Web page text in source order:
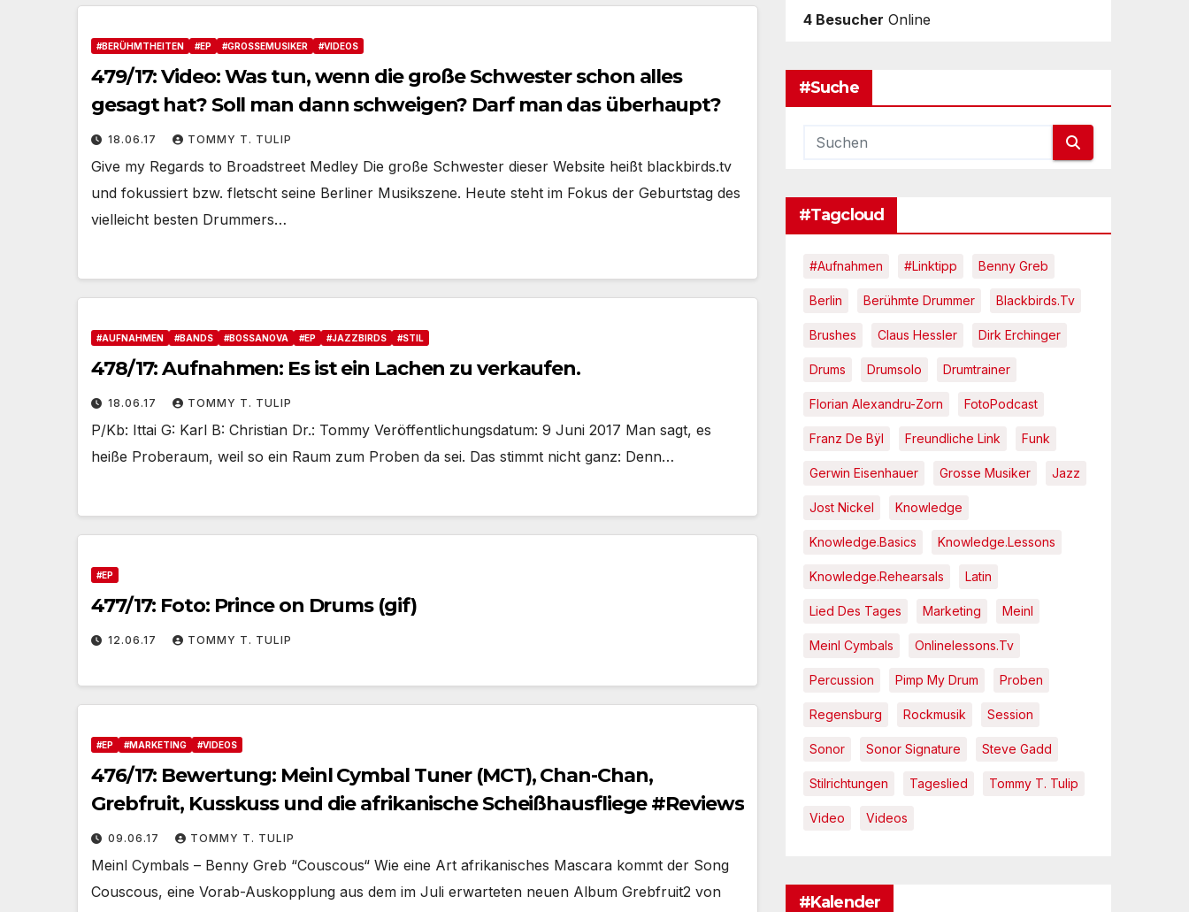
#BERÜHMTHEITEN #EP #GROSSEMUSIKER #VIDEOS
479/17: Video: Was tun, wenn die große Schwester schon alles
gesagt hat? Soll man dann schweigen? Darf man das überhaupt?
18.06.17 TOMMY T. TULIP
Give my Regards to Broadstreet Medley Die große Schwester dieser Website heißt blackbirds.tv
und fokussiert bzw. fletscht seine Berliner Musikszene. Heute steht im Fokus der Geburtstag des
vielleicht besten Drummers…
#AUFNAHMEN #BANDS #BOSSANOVA #EP #JAZZBIRDS #STIL
478/17: Aufnahmen: Es ist ein Lachen zu verkaufen.
18.06.17 TOMMY T. TULIP
P/Kb: Ittai G: Karl B: Christian Dr.: Tommy Veröffentlichungsdatum: 9 Juni 2017 Man sagt, es
heiße Proberaum, weil so ein Raum zum Proben da sei. Das stimmt nicht ganz: Denn…
#EP
477/17: Foto: Prince on Drums (gif)
12.06.17 TOMMY T. TULIP
#EP #MARKETING #VIDEOS
476/17: Bewertung: Meinl Cymbal Tuner (MCT), Chan-Chan,
Grebfruit, Kusskuss und die afrikanische Scheißhausfliege #Reviews
09.06.17 TOMMY T. TULIP
Meinl Cymbals – Benny Greb “Couscous“ Wie eine Art afrikanisches Mascara kommt der Song
Couscous, eine Vorab-Auskopplung aus dem im Juli erwarteten neuen Album Grebfruit2 von
4 Besucher Online
#Suche
#Tagcloud
#Aufnahmen #Linktipp Benny Greb
Berlin Berühmte Drummer Blackbirds.tv
Brushes Claus Hessler Dirk Erchinger
Drums Drumsolo Drumtrainer
Florian Alexandru-Zorn FotoPodcast
Franz De Bÿl Freundliche Link Funk
Gerwin Eisenhauer Grosse Musiker Jazz
Jost Nickel Knowledge
Knowledge.Basics Knowledge.Lessons
Knowledge.Rehearsals Latin
Lied Des Tages Marketing Meinl
Meinl Cymbals Onlinelessons.tv
Percussion Pimp My Drum Proben
Regensburg Rockmusik Session
Sonor Sonor Signature Steve Gadd
Stilrichtungen Tageslied Tommy T. Tulip
Video Videos
#Kalender